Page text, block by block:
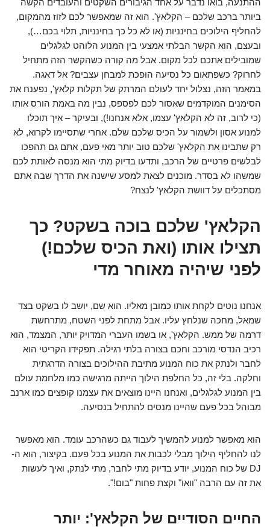
ביותר ברכב שלכם – הקלאץ'. הוא זה שמאפשר לכם לזוז מהמקום,
להחליף הילוכים בחינניות (או לא כל כך בחינניות, תלוי בכם…),
ובעצם, הוא הקשר הבלתי אמצעי בין המנוע הלוהט לגלגלים
שמובילים אתכם לכל מקום. אבל מה קורה כשהקשר הזה מתחיל
לחרוק? כשפתאום כל נסיעה הופכת למבחן עצבים? אל דאגה.
במאמר הזה, נצלול יחד לעולם המרתק של תקלות קלאץ', נפענח את
הסימנים המוקדמים שאסור לכם לפספס, נבין מה באמת הורס אותו
(כי לרוב, זה לא הקלאץ' עצמו, אלא אנחנו!), ובעיקר – איך תוכלו
למנוע אסון ולשמור על הכיס שלכם שלם. אחרי שתסיימו לקרוא, לא
רק שתבינו את הקלאץ' שלכם טוב יותר מאי פעם, אתם גם תהפכו
לבלשים פרטיים של הרכב, ותדעו בדיוק מתי הוא מנסה לאותת לכם
שמשהו לא בסדר. מוכנים לצאת למסע שישנה את הדרך שבה אתם
מסתכלים על דוושת הקלאץ' לנצח?
הקלאץ' שלכם בוכה בשקט? כך
תצילו אותו (ואת הכיס שלכם!)
לפני שיהיה מאוחר מדי
אנחנו נוטים לקחת אותו כמובן מאליו. הוא שם, יושב לו בשקט בצד
שמאל, מחכה שנלחץ עליו. אבל מתחת לפני השטח, מתרחשת
דרמה של ממש. הקלאץ', או בשמו העברי המדויק יותר, המצמד, הוא
רכיב הנדסי מורכב וחכם בצורה בלתי רגילה. תפקידו הקריטי הוא
לחבר ולנתק את כוח המנוע מתיבת ההילוכים בצורה הדרגתית
וחלקה. בלי זה, כל החלפת הילוך הייתה מרגישה כמו מלחמת עולם
בין המנוע לגלגלים, ואנחנו היינו מוצאים את עצמנו קופצים כמו ארנב
מבוהל בכל פעם שהיינו מנסים להתחיל בנסיעה.
הוא מאפשר למנוע להמשיך לעבוד גם כשהרכב עומד. הוא מאפשר
לנו להחליף הילוך מבלי לכבות את המנוע בכל פעם. בקיצור, הוא ה-
DJ של כוח המנוע, יודע בדיוק מתי לחבר, מתי לנתק, ואיך לעשות
את זה עם הרבה "וואו" וקצת פחות "בום!".
החיים הסודיים של הקלאץ': יותר